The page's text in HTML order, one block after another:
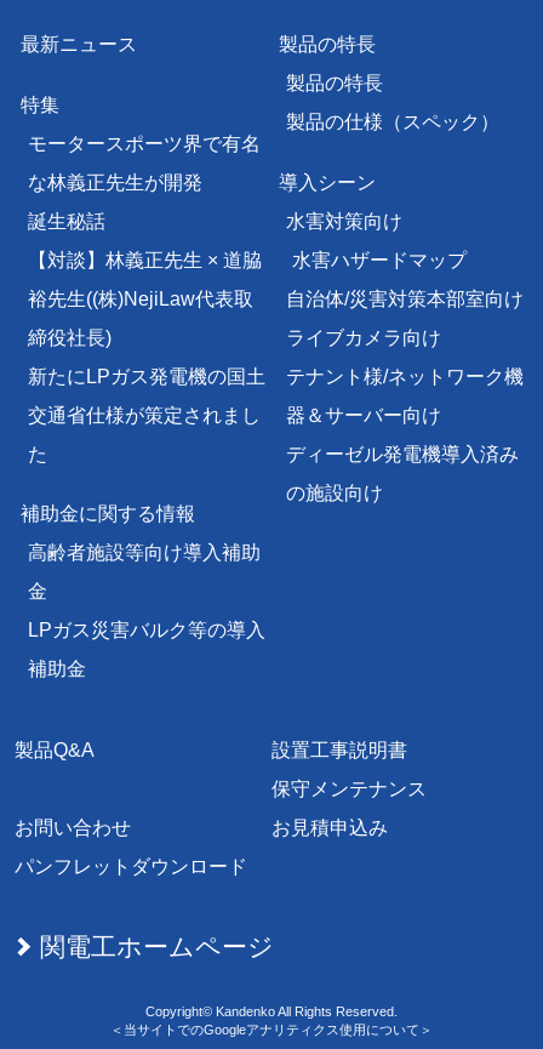
最新ニュース
特集
モータースポーツ界で有名
な林義正先生が開発
誕生秘話
【対談】林義正先生 × 道脇
裕先生((株)NejiLaw代表取
締役社長)
新たにLPガス発電機の国土
交通省仕様が策定されまし
た
補助金に関する情報
高齢者施設等向け導入補助
金
LPガス災害バルク等の導入
補助金
製品の特長
製品の特長
製品の仕様（スペック）
導入シーン
水害対策向け
水害ハザードマップ
自治体/災害対策本部室向け
ライブカメラ向け
テナント様/ネットワーク機
器＆サーバー向け
ディーゼル発電機導入済み
の施設向け
製品Q&A
設置工事説明書
保守メンテナンス
お問い合わせ
お見積申込み
パンフレットダウンロード
関電工ホームページ
Copyright© Kandenko All Rights Reserved.
＜当サイトでのGoogleアナリティクス使用について＞